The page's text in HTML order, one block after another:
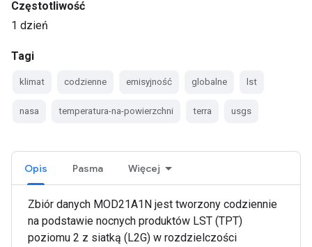
Częstotliwość
1 dzień
Tagi
klimat codzienne emisyjność globalne lst
nasa temperatura-na-powierzchni terra usgs
Opis Pasma Więcej
Zbiór danych MOD21A1N jest tworzony codziennie
na podstawie nocnych produktów LST (TPT)
poziomu 2 z siatką (L2G) w rozdzielczości